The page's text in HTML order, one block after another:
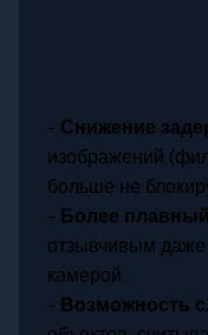
- Снижение
изображений
больше не
- Более
отзывчивым
камерой.
- Возможность